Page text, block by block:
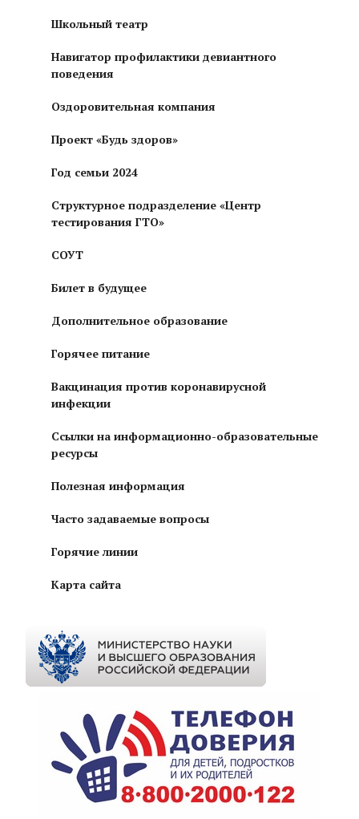
Школьный театр
Навигатор профилактики девиантного
поведения
Оздоровительная компания
Проект «Будь здоров»
Год семьи 2024
Структурное подразделение «Центр
тестирования ГТО»
СОУТ
Билет в будущее
Дополнительное образование
Горячее питание
Вакцинация против коронавирусной
инфекции
Ссылки на информационно-образовательные
ресурсы
Полезная информация
Часто задаваемые вопросы
Горячие линии
Карта сайта